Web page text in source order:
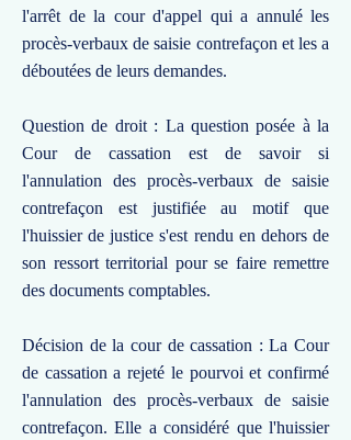
l'arrêt de la cour d'appel qui a annulé les
procès-verbaux de saisie contrefaçon et les a
déboutées de leurs demandes.
Question de droit : La question posée à la
Cour de cassation est de savoir si
l'annulation des procès-verbaux de saisie
contrefaçon est justifiée au motif que
l'huissier de justice s'est rendu en dehors de
son ressort territorial pour se faire remettre
des documents comptables.
Décision de la cour de cassation : La Cour
de cassation a rejeté le pourvoi et confirmé
l'annulation des procès-verbaux de saisie
contrefaçon. Elle a considéré que l'huissier